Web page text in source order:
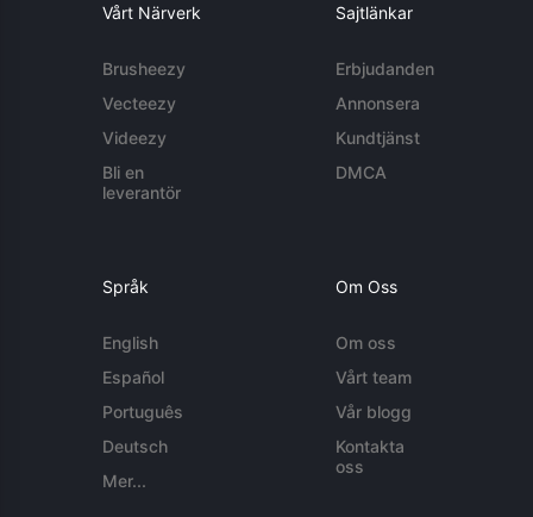
Vårt Närverk
Brusheezy
Vecteezy
Videezy
Bli en
leverantör
Sajtlänkar
Erbjudanden
Annonsera
Kundtjänst
DMCA
Språk
English
Español
Português
Deutsch
Mer...
Om Oss
Om oss
Vårt team
Vår blogg
Kontakta
oss